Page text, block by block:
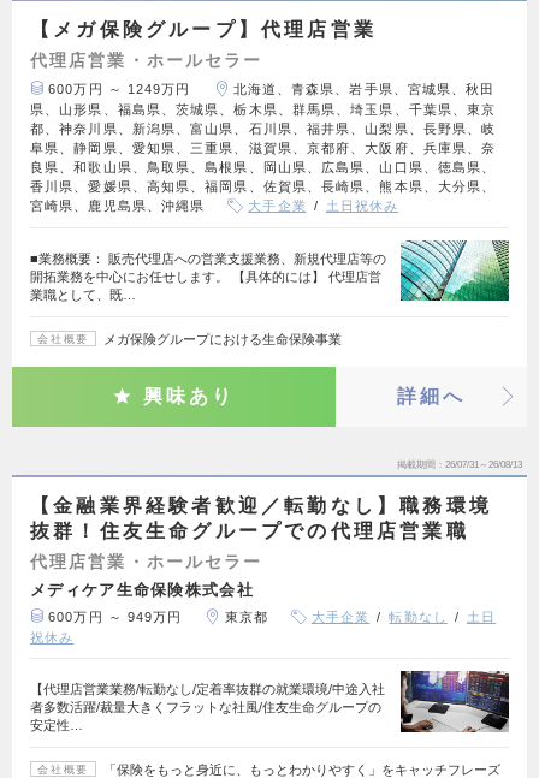
【メガ保険グループ】代理店営業
代理店営業・ホールセラー
600万円 ～ 1249万円
北海道、青森県、岩手県、宮城県、秋田
県、山形県、福島県、茨城県、栃木県、群馬県、埼玉県、千葉県、東京
都、神奈川県、新潟県、富山県、石川県、福井県、山梨県、長野県、岐
阜県、静岡県、愛知県、三重県、滋賀県、京都府、大阪府、兵庫県、奈
良県、和歌山県、鳥取県、島根県、岡山県、広島県、山口県、徳島県、
香川県、愛媛県、高知県、福岡県、佐賀県、長崎県、熊本県、大分県、
宮崎県、鹿児島県、沖縄県
大手企業 土日祝休み
■業務概要： 販売代理店への営業支援業務、新規代理店等の
開拓業務を中心にお任せします。 【具体的には】 代理店営
業職として、既…
会社概要 メガ保険グループにおける生命保険事業
興味あり 詳細へ
掲載期間 26/07/31～26/08/13
【金融業界経験者歓迎／転勤なし】職務環境
抜群！住友生命グループでの代理店営業職
代理店営業・ホールセラー
メディケア生命保険株式会社
600万円 ～ 949万円 東京都 大手企業 転勤なし
土日
祝休み
【代理店営業業務/転勤なし/定着率抜群の就業環境/中途入社
者多数活躍/裁量大きくフラットな社風/住友生命グループの
安定性…
会社概要
「保険をもっと身近に、もっとわかりやすく」をキャッチフレーズ